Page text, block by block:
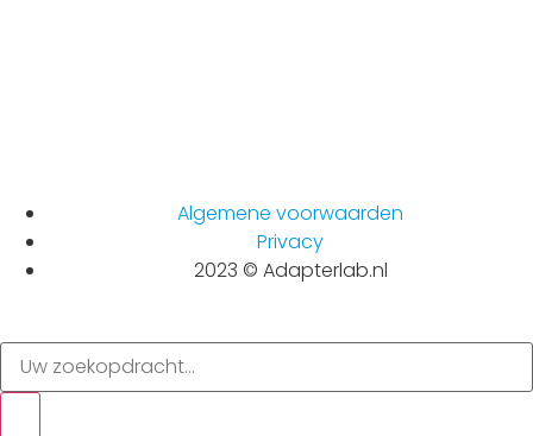
Algemene voorwaarden
Privacy
2023 © Adapterlab.nl